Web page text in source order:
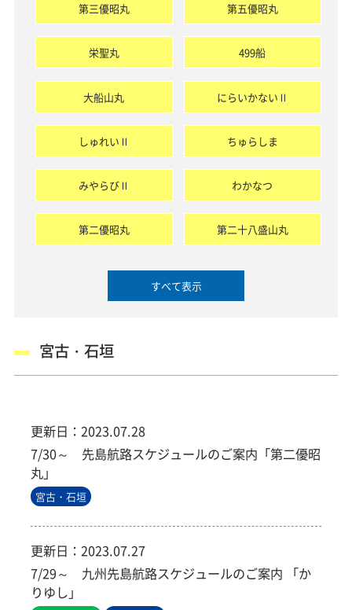
第三優昭丸 第五優昭丸
栄聖丸 499船
大船山丸 にらいかないⅡ
しゅれいⅡ ちゅらしま
みやらびⅡ わかなつ
第二優昭丸 第二十八盛山丸
すべて表示
宮古・石垣
更新日： 2023.07.28
7/30～ 先島航路スケジュールのご案内「第二優昭
丸」
宮古・石垣
更新日： 2023.07.27
7/29～ 九州先島航路スケジュールのご案内 「か
りゆし」